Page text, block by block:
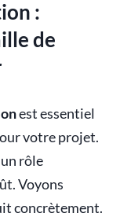
:
de
est essentiel
votre projet.
rôle
Voyons
concrètement.